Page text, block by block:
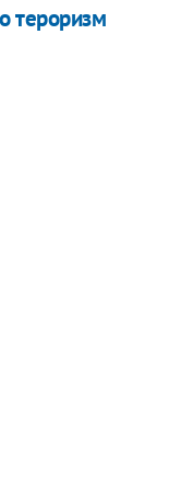
тероризм